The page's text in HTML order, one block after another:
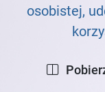
osobistej,